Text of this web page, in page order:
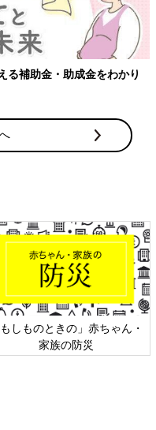
を購入。990円に値下げさ
タンタイプで、脱ぎ着もし
のは便利ですよね。
選！大人気シナぷしゅ
子ども服にも暖かそうなア
したね、GU babyでは、オ
バッチリなアイテムが続々
、流行りも関係なく着ら
く、ついついまとめ買い
る補助金・助成金をわかり
もしものときの」赤ちゃん・
家族の防災